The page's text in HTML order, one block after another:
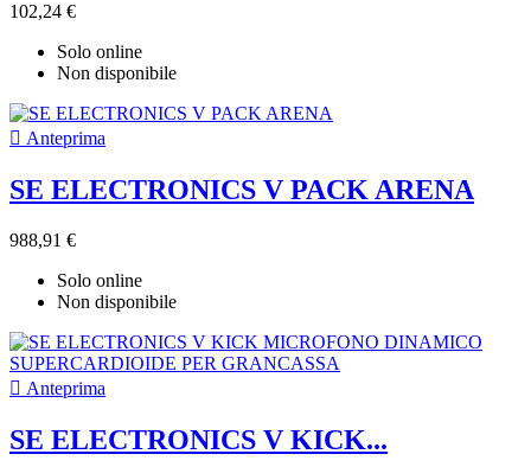
102,24 €
Solo online
Non disponibile
 Anteprima
SE ELECTRONICS V PACK ARENA
988,91 €
Solo online
Non disponibile
 Anteprima
SE ELECTRONICS V KICK...